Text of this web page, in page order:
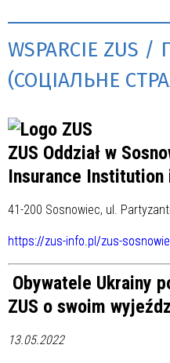
WSPARCIE ZUS
(СОЦІАЛЬНЕ
ZUS Oddział w
Insurance Institution
41-200 Sosnowiec, ul.
https://zus-info.pl/zus-
Obywatele Ukrainy
ZUS o swoim
13.05.2022